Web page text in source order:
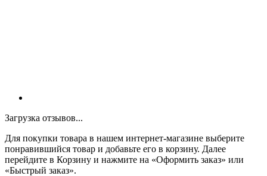
Загрузка отзывов...
Для покупки товара в нашем интернет-магазине выберите
понравившийся товар и добавьте его в корзину. Далее
перейдите в Корзину и нажмите на «Оформить заказ» или
«Быстрый заказ».